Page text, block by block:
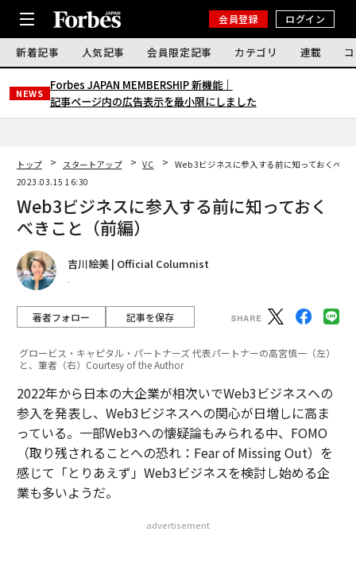
会員登録 ログイン
新着記事 人気記事 会員限定記事 カテゴリ 連載
NEWS
Forbes JAPAN MEMBERSHIP 新機能｜
記事ページ内の広告表示を最小限にしました
トップ スタートアップ VC
Web3ビジネスに参入する前に知っておくべき
2023.03.15 16:30
Web3ビジネスに参入する前に知っておく
べきこと（前編）
吉川絵美 | Official Columnist
.
著者フォロー 記事を保存
グロービス・キャピタル・パートナーズ 代表パートナーの高宮慎一（左）
と、筆者（右）Courtesy of the Author
2022年から日本の大企業が相次いでWeb3ビジネスへの
参入を発表し、Web3ビジネスへの関心が日増しに高ま
っている。一部Web3への懐疑論もみられる中、FOMO
（取り残されることへの恐れ：Fear of Missing Out）を
感じて「とりあえず」Web3ビジネスを検討し始める企
業も多いようだ。
advertisement